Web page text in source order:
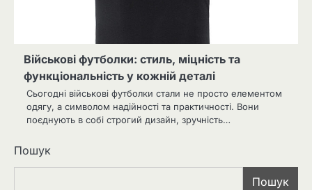
Військові футболки: стиль, міцність та
функціональність у кожній деталі
Сьогодні військові футболки стали не просто елементом
одягу, а символом надійності та практичності. Вони
поєднують в собі строгий дизайн, зручність…
Пошук
Пошук